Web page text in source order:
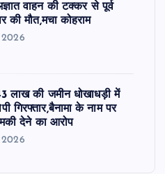
वाहन की टक्कर से पूर्व
की मौत,मचा कोहराम
लाख की जमीन धोखाधड़ी में
गिरफ्तार,बैनामा के नाम पर
देने का आरोप